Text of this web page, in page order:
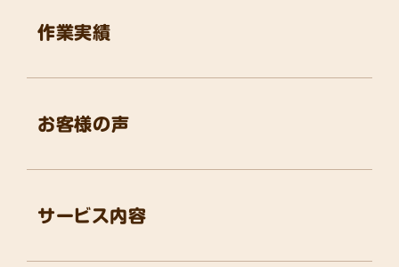
作業実績
お客様の声
サービス内容